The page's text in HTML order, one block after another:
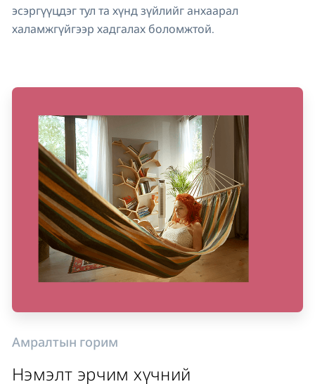
эсэргүүцдэг тул та хүнд зүйлийг анхаарал
халамжгүйгээр хадгалах боломжтой.
Амралтын горим
Нэмэлт эрчим хүчний